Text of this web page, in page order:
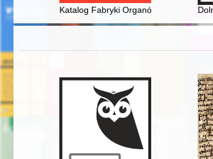
Katalog Fabryki Organów St.